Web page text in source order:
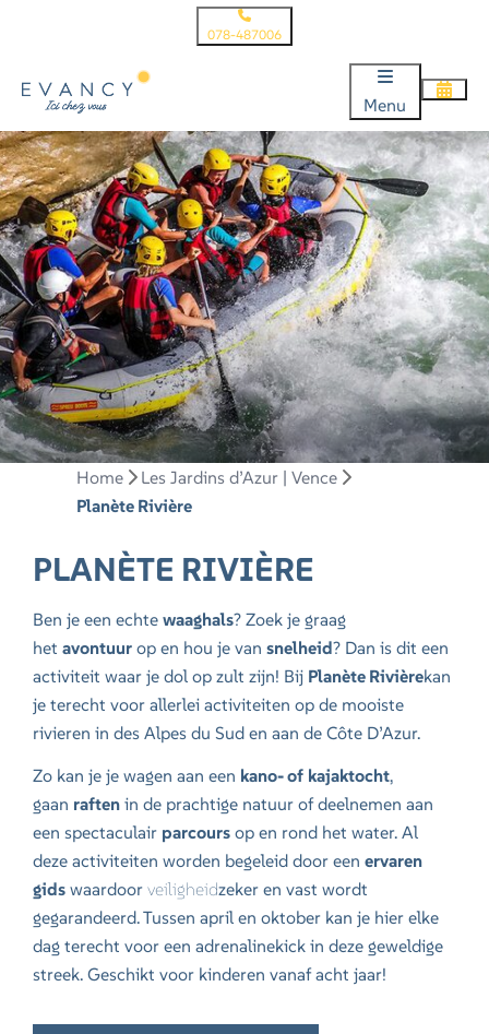
078-487006
Menu
Home
Les Jardins d’Azur | Vence
Planète Rivière
PLANÈTE RIVIÈRE
Ben je een echtewaaghals? Zoek je graag
hetavontuur op en hou je vansnelheid? Dan is dit een
activiteit waar je dol op zult zijn! Bij Planète Rivièrekan
je terecht voor allerlei activiteiten op de mooiste
rivieren in des Alpes du Sud en aan de Côte D’Azur.
Zo kan je je wagen aan een kano- of kajaktocht,
gaan raften in de prachtige natuur of deelnemen aan
een spectaculair parcours op en rond het water. Al
deze activiteiten worden begeleid door eenervaren
gids waardoorveiligheidzeker en vast wordt
gegarandeerd. Tussen april en oktober kan je hier elke
dag terecht voor een adrenalinekick in deze geweldige
streek. Geschikt voor kinderen vanaf acht jaar!